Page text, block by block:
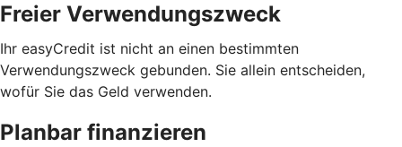
Freier Verwendungszweck
Ihr easyCredit ist nicht an einen bestimmten
Verwendungszweck gebunden. Sie allein entscheiden,
wofür Sie das Geld verwenden.
Planbar finanzieren